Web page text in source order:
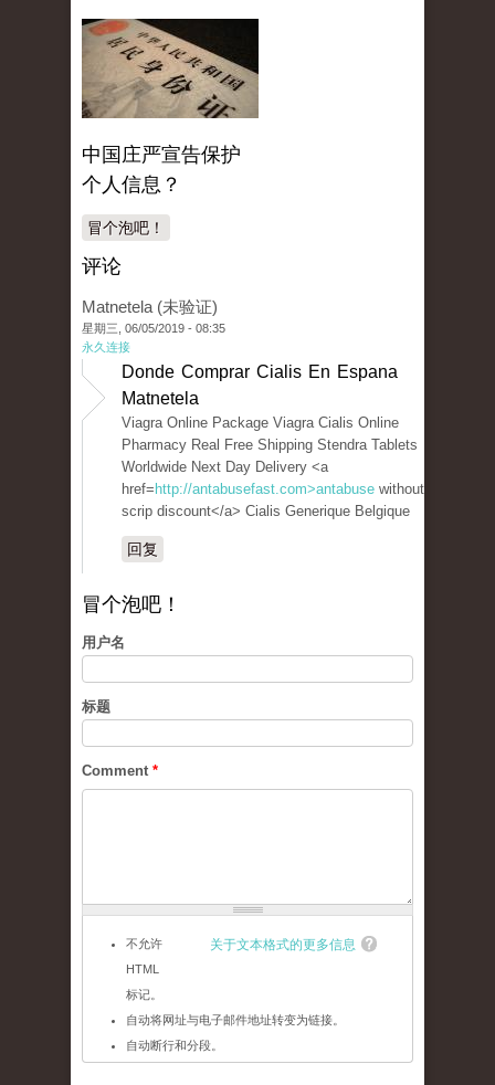
中国庄严宣告保护
个人信息？
冒个泡吧！
评论
Matnetela (未验证)
星期三, 06/05/2019 - 08:35
永久连接
Donde Comprar Cialis En Espana
Matnetela
Viagra Online Package Viagra Cialis Online
Pharmacy Real Free Shipping Stendra Tablets
Worldwide Next Day Delivery <a
href= http://antabusefast.com>antabuse without
scrip discount</a> Cialis Generique Belgique
回复
冒个泡吧！
用户名
标题
Comment *
关于文本格式的更多信息
不允许
HTML
标记。
自动将网址与电子邮件地址转变为链接。
自动断行和分段。